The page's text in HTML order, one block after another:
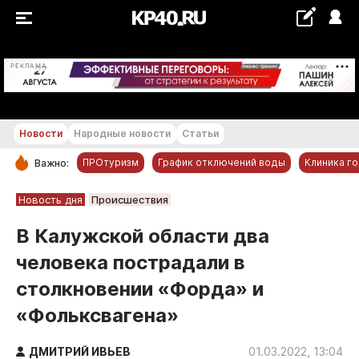
РЕКЛАМА +21...+22 °С
РУБРИКИ
Новости компаний
Статьи
Народные новости
Авто и транспорт
Благоустройство
Новости Народные новости Статьи
Важно: ПРОтуризм График отключений воды Клиника
Новость дня Происшествия
В Калужской области два
человека пострадали в
столкновении «Форда» и
«Фольксвагена»
ДМИТРИЙ ИВЬЕВ 01.03.2022, 13:04